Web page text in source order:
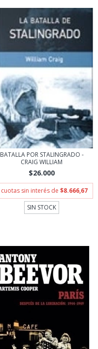
BATALLA POR STALINGRADO -
CRAIG WILLIAM
$26.000
cuotas sin interés de $8.666,67
SIN STOCK